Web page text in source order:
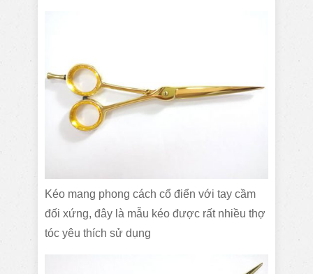
Kéo mang phong cách cổ điển với tay cầm
đối xứng, đây là mẫu kéo được rất nhiều thợ
tóc yêu thích sử dụng